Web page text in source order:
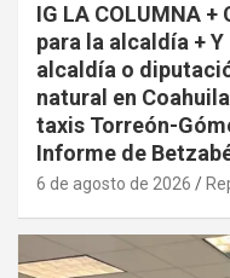
IG LA COLUMNA
para la alcaldía +
alcaldía o
natural en
taxis Torreón-
Informe de
6 de agosto de 2026